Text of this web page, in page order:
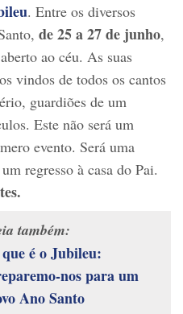
. Entre os diversos
de 25 a 27 de junho,
ao céu. As suas
vindos de todos os cantos
guardiões de um
Este não será um
evento. Será uma
regresso à casa do Pai.
também:
é o Jubileu:
nos para um
Ano Santo